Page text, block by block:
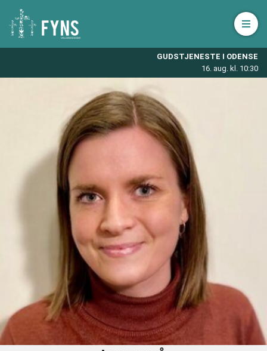
GUDSTJENESTE I ODENSE
16. aug. kl. 10:30
Åbn